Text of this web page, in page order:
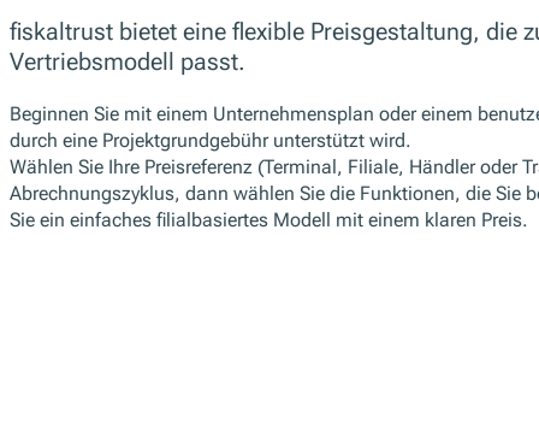
fiskaltrust bietet eine flexible Preisgestaltung, die
Vertriebsmodell passt.
Beginnen Sie mit einem Unternehmensplan oder einem
durch eine Projektgrundgebühr unterstützt wird.
Wählen Sie Ihre Preisreferenz (Terminal, Filiale, Händler oder
Abrechnungszyklus, dann wählen Sie die Funktionen, die Sie
Sie ein einfaches filialbasiertes Modell mit einem klaren Preis.